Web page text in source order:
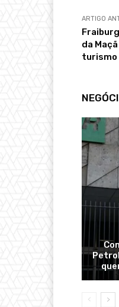
ARTIGO
da
turismo